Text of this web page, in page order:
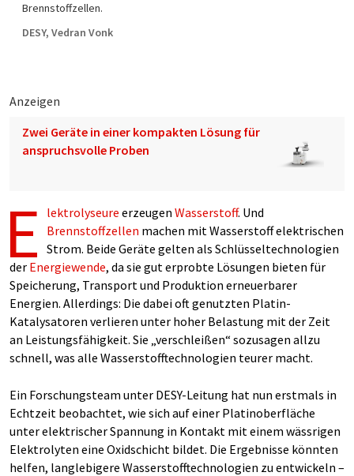
Brennstoffzellen.
DESY, Vedran Vonk
Anzeigen
Zwei Geräte in einer kompakten Lösung für
anspruchsvolle Proben
E lektrolyseure erzeugen Wasserstoff. Und
Brennstoffzellen machen mit Wasserstoff elektrischen
Strom. Beide Geräte gelten als Schlüsseltechnologien
der Energiewende, da sie gut erprobte Lösungen bieten für
Speicherung, Transport und Produktion erneuerbarer
Energien. Allerdings: Die dabei oft genutzten Platin-
Katalysatoren verlieren unter hoher Belastung mit der Zeit
an Leistungsfähigkeit. Sie „verschleißen“ sozusagen allzu
schnell, was alle Wasserstofftechnologien teurer macht.
Ein Forschungsteam unter DESY-Leitung hat nun erstmals in
Echtzeit beobachtet, wie sich auf einer Platinoberfläche
unter elektrischer Spannung in Kontakt mit einem wässrigen
Elektrolyten eine Oxidschicht bildet. Die Ergebnisse könnten
helfen, langlebigere Wasserstofftechnologien zu entwickeln –